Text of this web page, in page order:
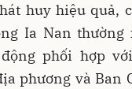
huy hiệu quả,
Ia Nan thường
phối hợp
phương và Ban